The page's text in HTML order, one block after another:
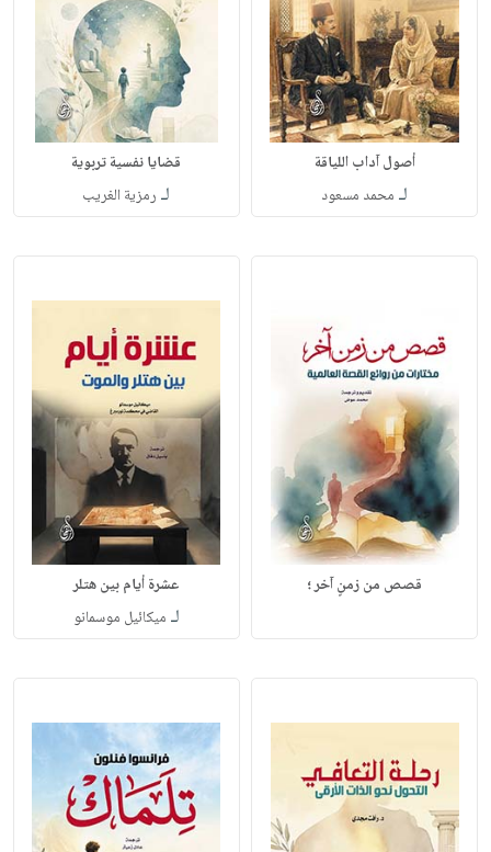
أصول آداب اللياقة
لـ محمد مسعود
قضايا نفسية تربوية
لـ رمزية الغريب
قصص من زمنٍ آخر ؛ عشرة أيام بين هتلر
لـ ميكائيل موسمانو